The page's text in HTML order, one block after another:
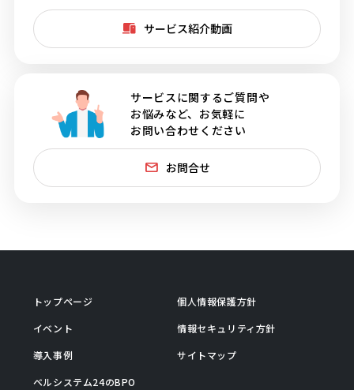
サービス紹介動画
サービスに関するご質問や
お悩みなど、お気軽に
お問い合わせください
お問合せ
トップページ
イベント
導入事例
ベルシステム24のBPO
個人情報保護方針
情報セキュリティ方針
サイトマップ